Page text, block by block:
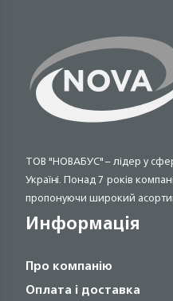
ТОВ "НОВАБУС" – лідер у
Україні. Понад 7 років
пропонуючи широкий
Информація
Про компанію
Оплата і доставка